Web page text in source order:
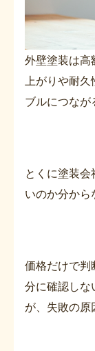
外壁塗装は高
上がりや耐
ブルにつなが
とくに塗装
いのか分から
価格だけで判
分に確認しな
が、失敗の原